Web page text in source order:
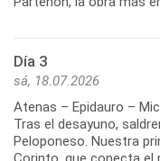
Día 3
sá, 18.07.2026
Atenas – Epidauro –
Tras el desayuno,
Peloponeso. Nuestra